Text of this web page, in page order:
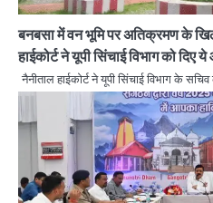
बनबसा में वन भूमि पर अतिक्रमण के
हाईकोर्ट ने यूपी सिंचाई विभाग को दिए
नैनीताल हाईकोर्ट ने यूपी सिंचाई विभाग के सचिव